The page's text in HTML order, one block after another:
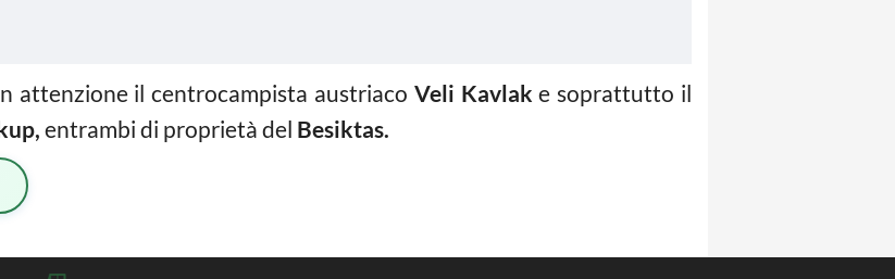
attenzione il centrocampista austriaco Veli Kavlake soprattutto il
entrambi di proprietà del Besiktas.